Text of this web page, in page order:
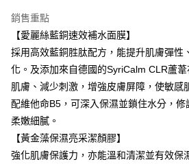
台新國際商業銀行
台灣樂天信用卡公司
元大商業銀行
玉山商業銀行
台灣樂天信用卡公司
悠遊付
全盈+PAY
運送方式
全家取貨付款
銷售重點
【愛麗絲藍銅速效補水面膜】
採用高效藍銅胜肽配方，能提升肌膚彈性
化。及添加來自德國的SyriCalm CLR蘆
肌膚、減少刺激，增強皮膚屏障，使敏感
配維他命B5，可深入保濕並鎖住水分，
柔嫩細膩。
【黃金藻保濕亮采潔顏膠】
強化肌膚保護力，亦能溫和清潔並有效保